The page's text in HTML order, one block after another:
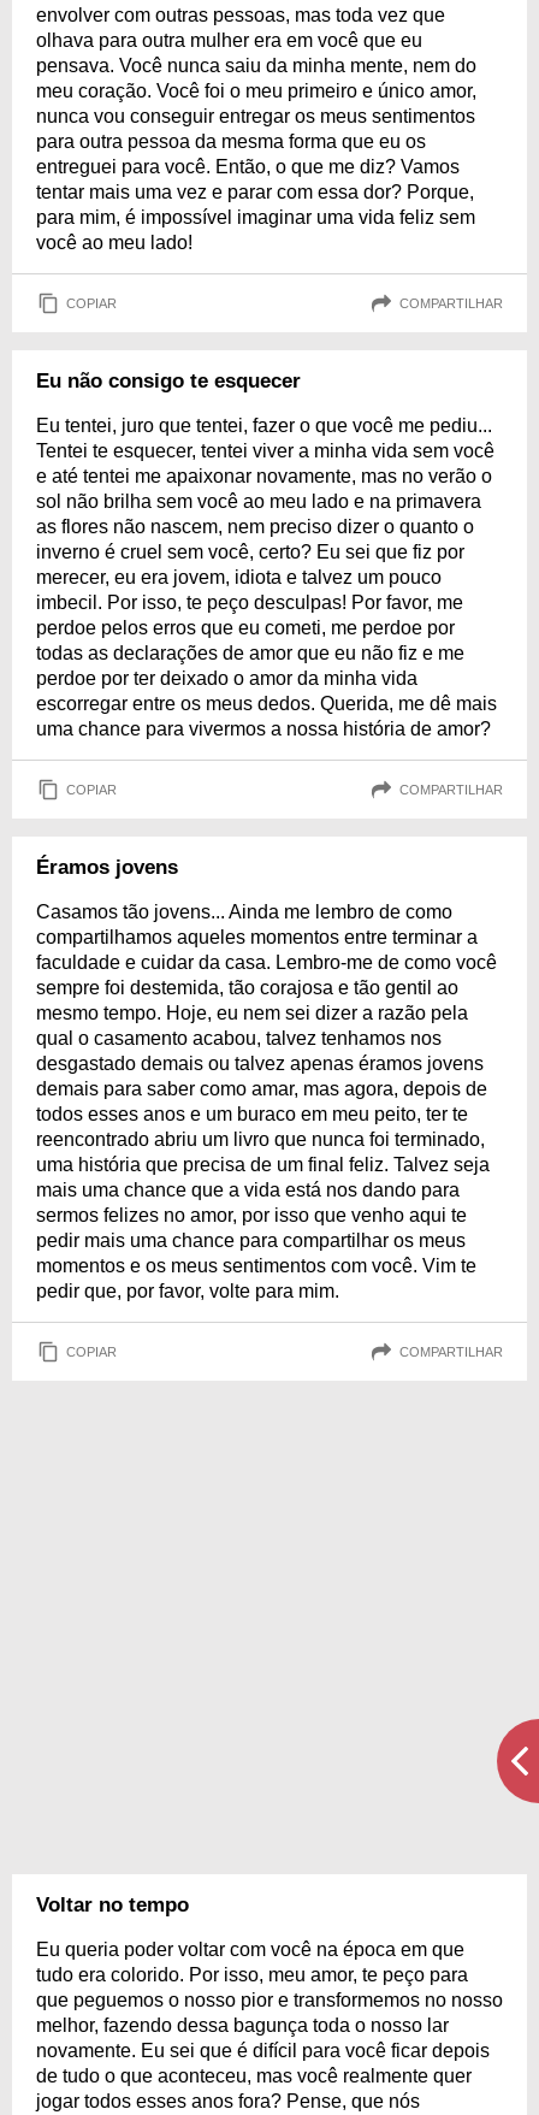
envolver com outras pessoas, mas toda vez que
olhava para outra mulher era em você que eu
pensava. Você nunca saiu da minha mente, nem do
meu coração. Você foi o meu primeiro e único amor,
nunca vou conseguir entregar os meus sentimentos
para outra pessoa da mesma forma que eu os
entreguei para você. Então, o que me diz? Vamos
tentar mais uma vez e parar com essa dor? Porque,
para mim, é impossível imaginar uma vida feliz sem
você ao meu lado!
COPIAR COMPARTILHAR
Eu não consigo te esquecer
Eu tentei, juro que tentei, fazer o que você me pediu...
Tentei te esquecer, tentei viver a minha vida sem você
e até tentei me apaixonar novamente, mas no verão o
sol não brilha sem você ao meu lado e na primavera
as flores não nascem, nem preciso dizer o quanto o
inverno é cruel sem você, certo? Eu sei que fiz por
merecer, eu era jovem, idiota e talvez um pouco
imbecil. Por isso, te peço desculpas! Por favor, me
perdoe pelos erros que eu cometi, me perdoe por
todas as declarações de amor que eu não fiz e me
perdoe por ter deixado o amor da minha vida
escorregar entre os meus dedos. Querida, me dê mais
uma chance para vivermos a nossa história de amor?
COPIAR COMPARTILHAR
Éramos jovens
Casamos tão jovens... Ainda me lembro de como
compartilhamos aqueles momentos entre terminar a
faculdade e cuidar da casa. Lembro-me de como você
sempre foi destemida, tão corajosa e tão gentil ao
mesmo tempo. Hoje, eu nem sei dizer a razão pela
qual o casamento acabou, talvez tenhamos nos
desgastado demais ou talvez apenas éramos jovens
demais para saber como amar, mas agora, depois de
todos esses anos e um buraco em meu peito, ter te
reencontrado abriu um livro que nunca foi terminado,
uma história que precisa de um final feliz. Talvez seja
mais uma chance que a vida está nos dando para
sermos felizes no amor, por isso que venho aqui te
pedir mais uma chance para compartilhar os meus
momentos e os meus sentimentos com você. Vim te
pedir que, por favor, volte para mim.
COPIAR COMPARTILHAR
Voltar no tempo
Eu queria poder voltar com você na época em que
tudo era colorido. Por isso, meu amor, te peço para
que peguemos o nosso pior e transformemos no nosso
melhor, fazendo dessa bagunça toda o nosso lar
novamente. Eu sei que é difícil para você ficar depois
de tudo o que aconteceu, mas você realmente quer
jogar todos esses anos fora? Pense, que nós